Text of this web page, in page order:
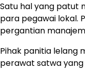
Satu hal yang patut
para pegawai lokal.
pergantian
Pihak panitia lelang
perawat satwa yang